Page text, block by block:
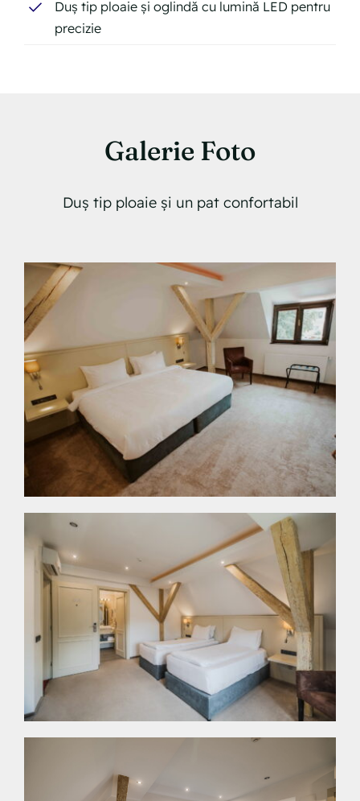
Duș tip ploaie și oglindă cu lumină LED pentru
precizie
Galerie Foto
Duș tip ploaie și un pat confortabil